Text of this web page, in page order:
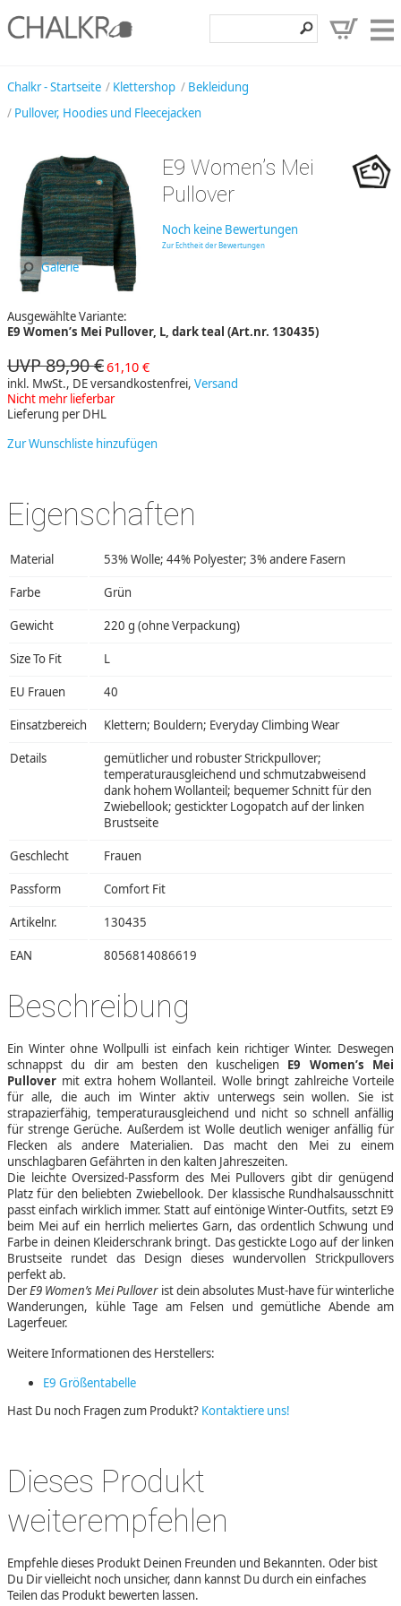
Entdecken
Angebote
Hilfe, Kontakt
Chalkr - Startseite Klettershop
Bekleidung
Pullover, Hoodies und Fleecejacken
Galerie
E9 Women’s Mei
Pullover
Noch keine Bewertungen
Zur Echtheit der Bewertungen
Ausgewählte Variante:
E9 Women’s Mei Pullover, L, dark teal (Art.nr. 130435)
UVP 89,90 €61,10 €
inkl. MwSt., DE versandkostenfrei, Versand
Nicht mehr lieferbar
Lieferung per DHL
Zur Wunschliste hinzufügen
Eigenschaften
Material 53% Wolle; 44% Polyester; 3% andere Fasern
Farbe Grün
Gewicht 220 g (ohne Verpackung)
Size To Fit L
EU Frauen 40
Einsatzbereich Klettern; Bouldern; Everyday Climbing Wear
Details
gemütlicher und robuster Strickpullover;
temperaturausgleichend und schmutzabweisend
dank hohem Wollanteil; bequemer Schnitt für den
Zwiebellook; gestickter Logopatch auf der linken
Brustseite
Geschlecht Frauen
Passform Comfort Fit
Artikelnr. 130435
EAN 8056814086619
Beschreibung
Ein Winter ohne Wollpulli ist einfach kein richtiger Winter. Deswegen
schnappst du dir am besten den kuscheligen E9 Women’s Mei
Pullover mit extra hohem Wollanteil. Wolle bringt zahlreiche Vorteile
für alle, die auch im Winter aktiv unterwegs sein wollen. Sie ist
strapazierfähig, temperaturausgleichend und nicht so schnell anfällig
für strenge Gerüche. Außerdem ist Wolle deutlich weniger anfällig für
Flecken als andere Materialien. Das macht den Mei zu einem
unschlagbaren Gefährten in den kalten Jahreszeiten.
Die leichte Oversized-Passform des Mei Pullovers gibt dir genügend
Platz für den beliebten Zwiebellook. Der klassische Rundhalsausschnitt
passt einfach wirklich immer. Statt auf eintönige Winter-Outfits, setzt E9
beim Mei auf ein herrlich meliertes Garn, das ordentlich Schwung und
Farbe in deinen Kleiderschrank bringt. Das gestickte Logo auf der linken
Brustseite rundet das Design dieses wundervollen Strickpullovers
perfekt ab.
DerE9 Women’s Mei Pulloverist dein absolutes Must-have für winterliche
Wanderungen, kühle Tage am Felsen und gemütliche Abende am
Lagerfeuer.
Weitere Informationen des Herstellers:
E9 Größentabelle
Hast Du noch Fragen zum Produkt? Kontaktiere uns!
Dieses Produkt
weiterempfehlen
Empfehle dieses Produkt Deinen Freunden und Bekannten. Oder bist
Du Dir vielleicht noch unsicher, dann kannst Du durch ein einfaches
Teilen das Produkt bewerten lassen.